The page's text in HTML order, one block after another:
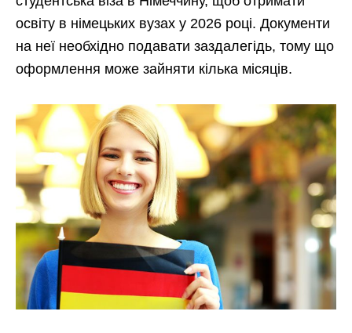
освіту в німецьких вузах у 2026 році. Документи
на неї необхідно подавати заздалегідь, тому що
оформлення може зайняти кілька місяців.